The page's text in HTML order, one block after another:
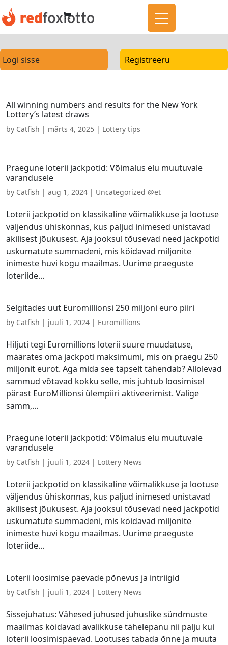
Logi sisse Registreeru
All winning numbers and results for the New York
Lottery’s latest draws
by Catfish | märts 4, 2025 | Lottery tips
Praegune loterii jackpotid: Võimalus elu muutuvale
varandusele
by Catfish | aug 1, 2024 | Uncategorized @et
Loterii jackpotid on klassikaline võimalikkuse ja lootuse
väljendus ühiskonnas, kus paljud inimesed unistavad
äkilisest jõukusest. Aja jooksul tõusevad need jackpotid
uskumatute summadeni, mis köidavad miljonite
inimeste huvi kogu maailmas. Uurime praeguste
loteriide...
Selgitades uut Euromillionsi 250 miljoni euro piiri
by Catfish | juuli 1, 2024 | Euromillions
Hiljuti tegi Euromillions loterii suure muudatuse,
määrates oma jackpoti maksimumi, mis on praegu 250
miljonit eurot. Aga mida see täpselt tähendab? Allolevad
sammud võtavad kokku selle, mis juhtub loosimisel
pärast EuroMillionsi ülempiiri aktiveerimist. Valige
samm,...
Praegune loterii jackpotid: Võimalus elu muutuvale
varandusele
by Catfish | juuli 1, 2024 | Lottery News
Loterii jackpotid on klassikaline võimalikkuse ja lootuse
väljendus ühiskonnas, kus paljud inimesed unistavad
äkilisest jõukusest. Aja jooksul tõusevad need jackpotid
uskumatute summadeni, mis köidavad miljonite
inimeste huvi kogu maailmas. Uurime praeguste
loteriide...
Loterii loosimise päevade põnevus ja intriigid
by Catfish | juuli 1, 2024 | Lottery News
Sissejuhatus: Vähesed juhused juhuslike sündmuste
maailmas köidavad avalikkuse tähelepanu nii palju kui
loterii loosimispäevad. Lootuses tabada õnne ja muuta